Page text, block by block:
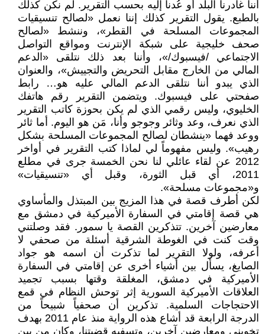
أننا غادرنا البلد أو عُدنا إليه بحسب التقرير. لم نكن كذلك
بالطبع. يقول التقرير كذلك إننا نعمل «لصالح تنسيقيات
المجموعات المسلحة في القطر»، وننشط «لصالح
صحف خليجية على شبكة الإنترنت ومواقع التواصل
الاجتماعي /فيسبوك/»، وأننا بعد ذلك نتلقى «الدعم
المالي من الخارج مقابل التحريض والتجييش»، والعنوان
الذي يبدو أننا نتلقى الدعم المالي عليه هو… رابط
صفحتي على فيسبوك. ويتضمن التقرير رقم هاتفك
الخليوي، وليس رقمي الذي لم يكن بحوزة كاتب التقرير
الذي نعرف، وعد وثائر وجوجو وأنا، مَن هو اليوم. أما ثائر
ووعد فهما «ينشطان لصالح المجموعات المسلحة بشكل
رهيب». وليس مفهوماً لي لماذا كتب التقرير في أواخر
2012 عن لقاء عائلي لنا نحن الخمسة جرى في مطلع
2011، أي قبل الثورة، وقبل أي «تنسيقيات»
و«مجموعات مسلحة».
لكن أطرف قصة في هذا المزيج بين المبتذل والمأساوي
هي قصة إقامتي في السفارة الأميركية في دمشق مع
معارضين آخرين. تتذكرين القصة يا سمور. فقد وصلتني
وقت كنت في الغوطة الشرقية أسئلة من صحفي لا
أعرفه، ولولا التقرير لما تذكرت أن اسمه هو جواد
الصايغ، يسأل بين أشياء أخرى عن إقامتي في السفارة
الأميركية في دمشق، المغلقة وقتها بسبب تجميد
العلاقات الأميركية السورية إثر توحش النظام في قمع
الاحتجاجات السلمية. تذكرين أن صحفياً شبيحاً من
الدرجة الرابعة قد أشاع هذه الرواية منذ عام 2011 بهدف
تخويني ومعارضين آخرين، وتسفيه قضيتنا، وكان من بين